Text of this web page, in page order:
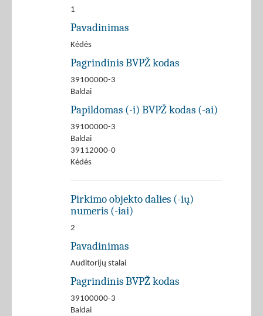
1
Pavadinimas
Kėdės
Pagrindinis BVPŽ kodas
39100000-3
Baldai
Papildomas (-i) BVPŽ kodas (-ai)
39100000-3
Baldai
39112000-0
Kėdės
Pirkimo objekto dalies (-ių)
numeris (-iai)
2
Pavadinimas
Auditorijų stalai
Pagrindinis BVPŽ kodas
39100000-3
Baldai